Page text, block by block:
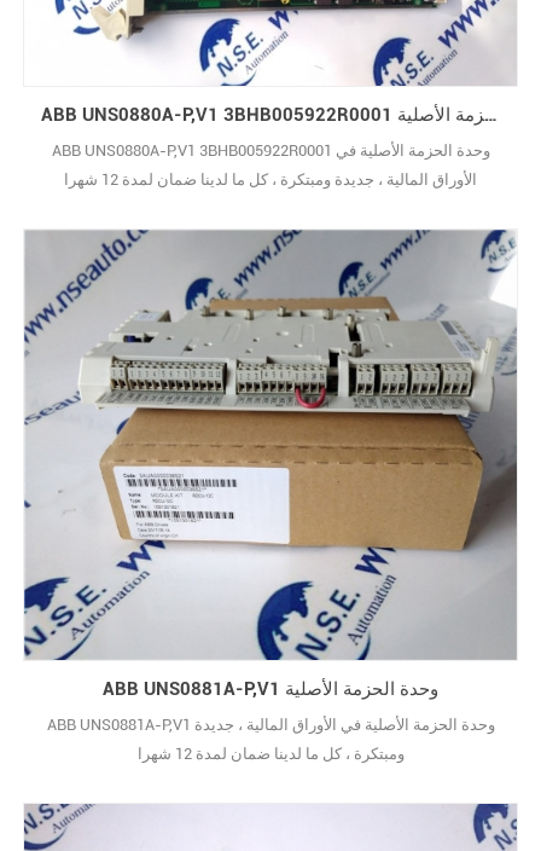
ABB UNS0880A-P,V1 3BHB005922R0001 وحدة الحزمة الأصلية
ABB UNS0880A-P,V1 3BHB005922R0001 وحدة الحزمة الأصلية في
الأوراق المالية ، جديدة ومبتكرة ، كل ما لدينا ضمان لمدة 12 شهرا
ABB UNS0881A-P,V1 وحدة الحزمة الأصلية
ABB UNS0881A-P,V1 وحدة الحزمة الأصلية في الأوراق المالية ، جديدة
ومبتكرة ، كل ما لدينا ضمان لمدة 12 شهرا